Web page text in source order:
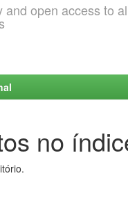
open access to
no